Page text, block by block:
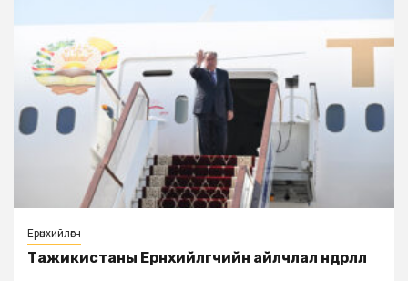
Ерөнхийлөгч
Тажикистаны Ерөнхийлөгчийн айлчлал өндөрлөлөө